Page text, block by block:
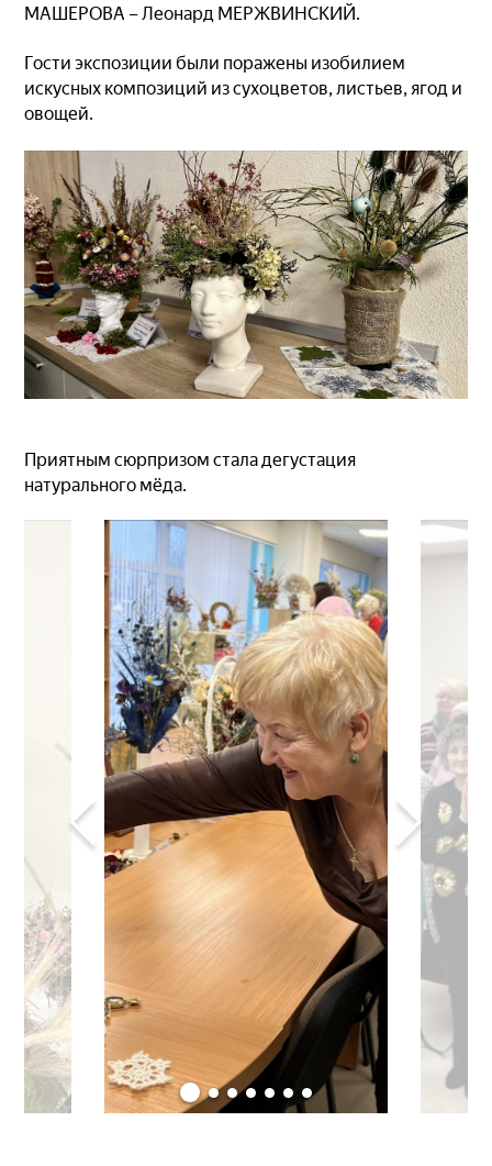
МАШЕРОВА – Леонард МЕРЖВИНСКИЙ.
Гости экспозиции были поражены изобилием
искусных композиций из сухоцветов, листьев, ягод и
овощей.
Приятным сюрпризом стала дегустация
натурального мёда.